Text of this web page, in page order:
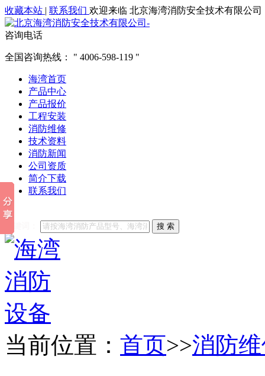
收藏本站 | 联系我们 欢迎来临 北京海湾消防安全技术有限公司
咨询电话
全国咨询热线： 4006-598-119
海湾首页
产品中心
产品报价
工程安装
消防维修
技术资料
消防新闻
公司资质
简介下载
联系我们
他们都在搜索:
搜 索
当前位置： 首页>>消防